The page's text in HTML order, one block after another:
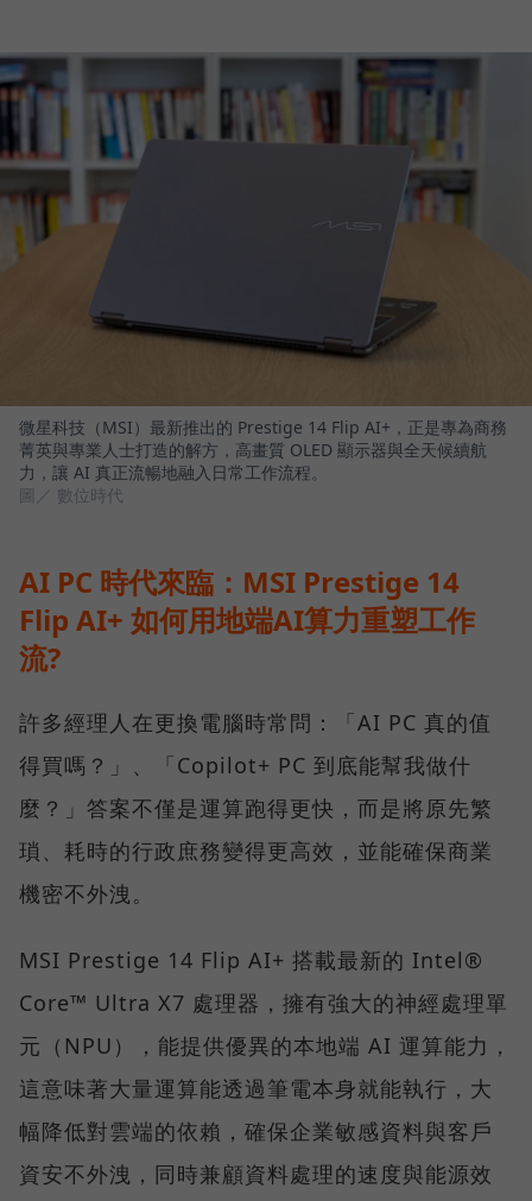
微星科技（MSI）最新推出的 Prestige 14 Flip AI+，正是專為商務
菁英與專業人士打造的解方，高畫質 OLED 顯示器與全天候續航
力，讓 AI 真正流暢地融入日常工作流程。
圖／ 數位時代
AI PC 時代來臨：MSI Prestige 14
Flip AI+ 如何用地端AI算力重塑工作
流?
許多經理人在更換電腦時常問：「AI PC 真的值
得買嗎？」、「Copilot+ PC 到底能幫我做什
麼？」答案不僅是運算跑得更快，而是將原先繁
瑣、耗時的行政庶務變得更高效，並能確保商業
機密不外洩。
MSI Prestige 14 Flip AI+ 搭載最新的 Intel®
Core™ Ultra X7 處理器，擁有強大的神經處理單
元（NPU），能提供優異的本地端 AI 運算能力，
這意味著大量運算能透過筆電本身就能執行，大
幅降低對雲端的依賴，確保企業敏感資料與客戶
資安不外洩，同時兼顧資料處理的速度與能源效